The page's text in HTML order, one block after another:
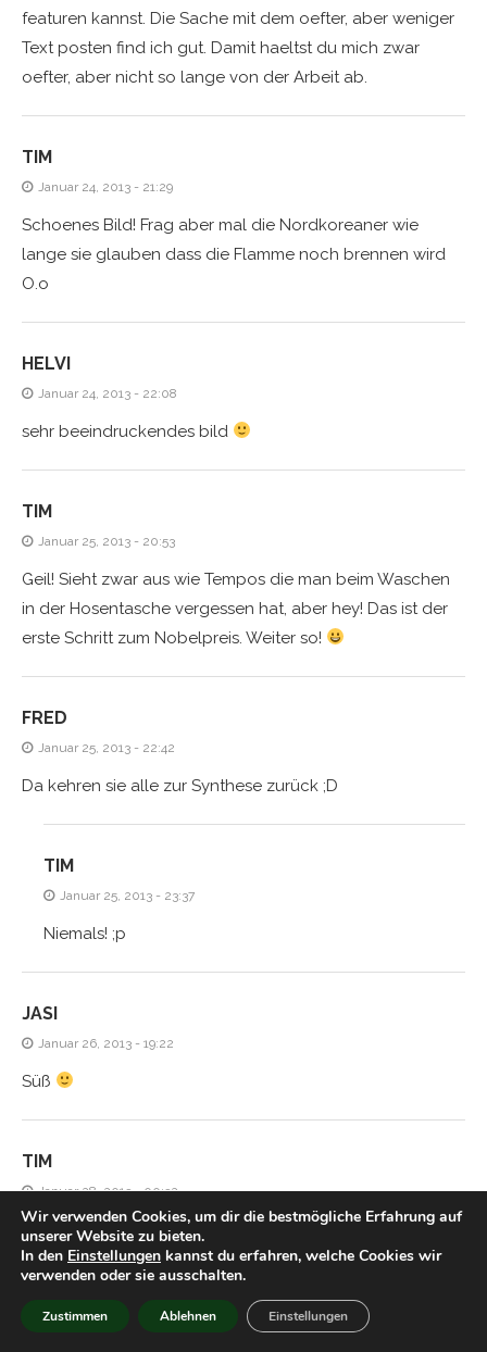
featuren kannst. Die Sache mit dem oefter, aber weniger
Text posten find ich gut. Damit haeltst du mich zwar
oefter, aber nicht so lange von der Arbeit ab.
TIM
Januar 24, 2013 - 21:29
Schoenes Bild! Frag aber mal die Nordkoreaner wie
lange sie glauben dass die Flamme noch brennen wird
O.o
HELVI
Januar 24, 2013 - 22:08
sehr beeindruckendes bild
TIM
Januar 25, 2013 - 20:53
Geil! Sieht zwar aus wie Tempos die man beim Waschen
in der Hosentasche vergessen hat, aber hey! Das ist der
erste Schritt zum Nobelpreis. Weiter so!
FRED
Januar 25, 2013 - 22:42
Da kehren sie alle zur Synthese zurück ;D
TIM
Januar 25, 2013 - 23:37
Niemals! ;p
JASI
Januar 26, 2013 - 19:22
Süß
TIM
Januar 28, 2013 - 00:32
Hmm aber gegen ein gutes Licher kommt das doch nicht
an, oder?
HIACYNTA
Wir verwenden Cookies, um dir die bestmögliche Erfahrung auf
unserer Website zu bieten.
In den Einstellungen kannst du erfahren, welche Cookies wir
verwenden oder sie ausschalten.
Zustimmen Ablehnen Einstellungen